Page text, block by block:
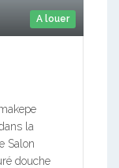
A louer
la
Salon
douche